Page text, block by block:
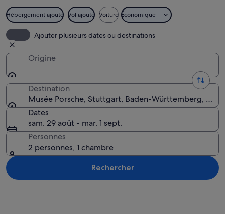
Hébergement ajouté Vol ajouté Voiture Économique
Ajouter plusieurs dates ou destinations
Origine
Destination
Musée Porsche, Stuttgart, Baden-Württemberg,
Dates
sam. 29 août - mar. 1 sept.
Personnes
2 personnes, 1 chambre
Rechercher